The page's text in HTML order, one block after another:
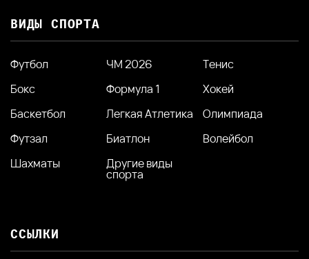
ВИДЫ СПОРТА
Футбол ЧМ 2026
Тенис
Бокс
Формула 1
Хокей
Баскетбол
Легкая Атлетика
Олимпиада
Футзал
Биатлон
Волейбол
Шахматы
Другие виды
спорта
ССЫЛКИ